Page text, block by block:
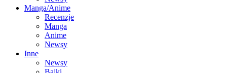
Manga/Anime
Recenzje
Manga
Anime
Newsy
Inne
Newsy